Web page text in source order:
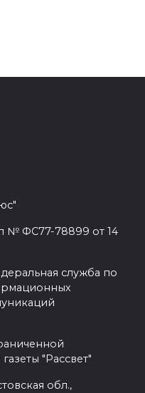
№ ФС77-78899 от 14
служба по
"Рассвет"
обл.,